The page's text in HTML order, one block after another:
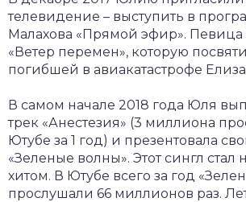
телевидение – выступить в
Малахова «Прямой эфир». Певица
«Ветер перемен», которую
погибшей в авиакатастрофе
В самом начале 2018 года Юля
трек «Анестезия» (3 миллиона
Ютубе за 1 год) и презентовала
«Зеленые волны». Этот сингл стал
хитом. В Ютубе всего за год
прослушали 66 миллионов раз.